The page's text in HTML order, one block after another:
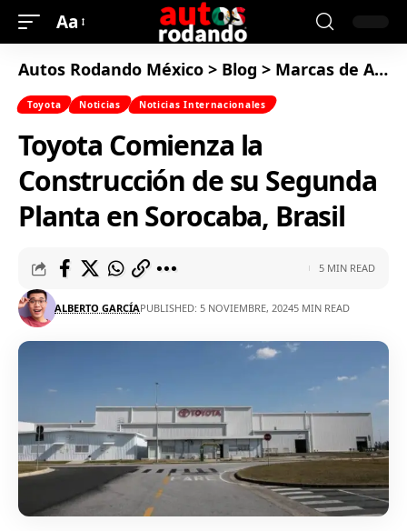
Aa
Autos Rodando México > Blog > Marcas de Autos
Toyota Noticias Noticias Internacionales
Toyota Comienza la
Construcción de su Segunda
Planta en Sorocaba, Brasil
ALBERTO GARCÍAPUBLISHED: 5 NOVIEMBRE, 20245 MIN READ
5 MIN READ